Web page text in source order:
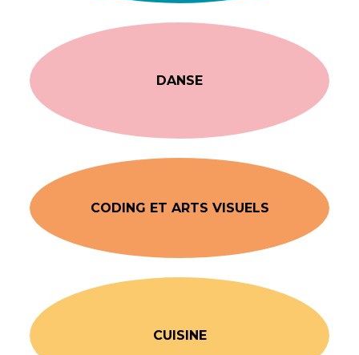
DANSE
CODING ET ARTS VISUELS
CUISINE